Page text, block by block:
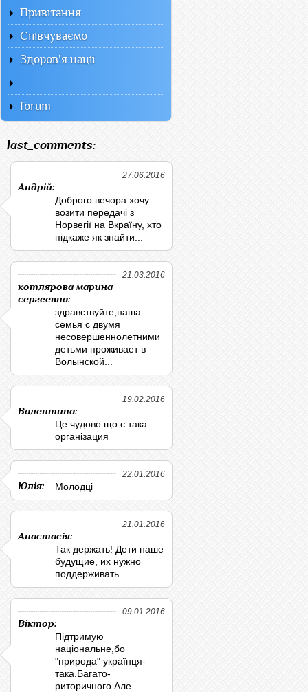
Привітання
Співчуваємо
Здоров'я нації
forum
last_comments:
27.06.2016
Андрій:
Доброго вечора хочу
возити передачі з
Норвегії на Вкраїну, хто
підкаже як знайти...
21.03.2016
котлярова марина
сергеевна:
здравствуйте,наша
семья с двумя
несовершеннолетними
детьми проживает в
Волынской...
19.02.2016
Валентина:
Це чудово що є така
організация
22.01.2016
Юлія: Молодці
21.01.2016
Анастасія:
Так держать! Дети наше
будущие, их нужно
поддерживать.
09.01.2016
Віктор:
Підтримую
національне,бо
"природа" українця-
така.Багато-
риторичного.Але